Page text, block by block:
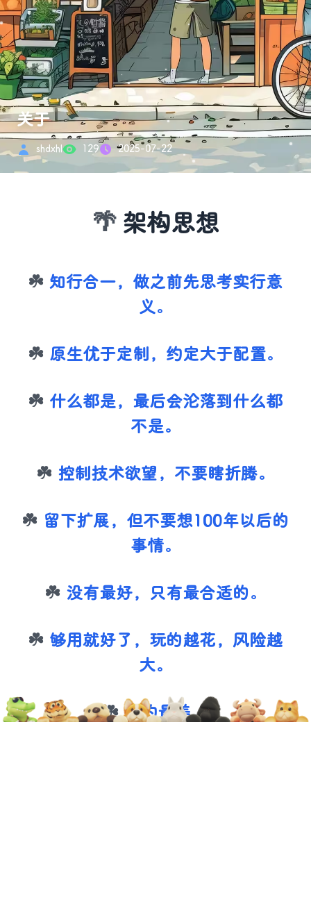
关于
shdxhl 129 2025-07-22
架构思想
知行合一，做之前先思考实行意
义。
原生优于定制，约定大于配置。
什么都是，最后会沦落到什么都
不是。
控制技术欲望，不要瞎折腾。
留下扩展，但不要想100年以后的
事情。
没有最好，只有最合适的。
够用就好了，玩的越花，风险越
大。
简约最美。